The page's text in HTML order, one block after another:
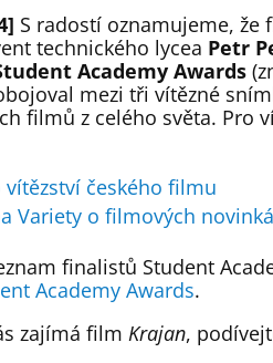
S radostí oznamujeme,
technického lycea Petr
Academy Awards
mezi tři vítězné
filmů z celého světa. Pro
vítězství českého filmu
Variety o filmových
finalistů Student
Academy Awards.
zajímá filmKrajan,